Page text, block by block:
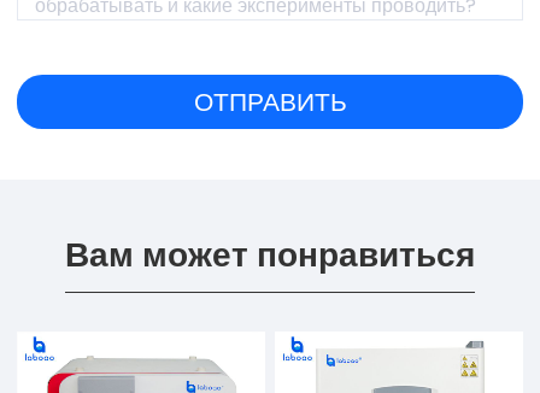
Вам может понравиться